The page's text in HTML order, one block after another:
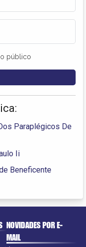
público
Paraplégicos De
Ii
Beneficente
NOVIDADES POR E-
MAIL